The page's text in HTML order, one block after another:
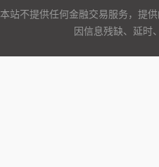
本站不提供任何金融交易服务，提
因信息残缺、延时